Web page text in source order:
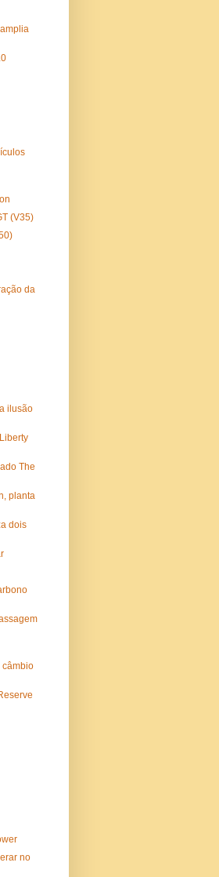
(V35)
da
ilusão
The
planta
dois
câmbio
no